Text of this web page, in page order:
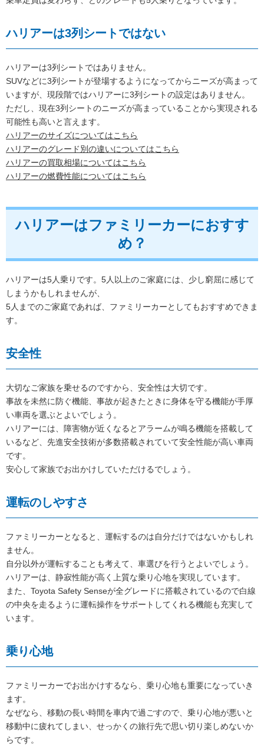
ハリアーは3列シートではない
ハリアーは3列シートではありません。
SUVなどに3列シートが登場するようになってからニーズが高まって
いますが、現段階ではハリアーに3列シートの設定はありません。
ただし、現在3列シートのニーズが高まっていることから実現される
可能性も高いと言えます。
ハリアーのサイズについてはこちら
ハリアーのグレード別の違いについてはこちら
ハリアーの買取相場についてはこちら
ハリアーの燃費性能についてはこちら
ハリアーはファミリーカーにおすす
め？
ハリアーは5人乗りです。5人以上のご家庭には、少し窮屈に感じて
しまうかもしれませんが、
5人までのご家庭であれば、ファミリーカーとしてもおすすめできま
す。
安全性
大切なご家族を乗せるのですから、安全性は大切です。
事故を未然に防ぐ機能、事故が起きたときに身体を守る機能が手厚
い車両を選ぶとよいでしょう。
ハリアーには、障害物が近くなるとアラームが鳴る機能を搭載して
いるなど、先進安全技術が多数搭載されていて安全性能が高い車両
です。
安心して家族でお出かけしていただけるでしょう。
運転のしやすさ
ファミリーカーとなると、運転するのは自分だけではないかもしれ
ません。
自分以外が運転することも考えて、車選びを行うとよいでしょう。
ハリアーは、静寂性能が高く上質な乗り心地を実現しています。
また、Toyota Safety Senseが全グレードに搭載されているので白線
の中央を走るように運転操作をサポートしてくれる機能も充実して
います。
乗り心地
ファミリーカーでお出かけするなら、乗り心地も重要になっていき
ます。
なぜなら、移動の長い時間を車内で過ごすので、乗り心地が悪いと
移動中に疲れてしまい、せっかくの旅行先で思い切り楽しめないか
らです。